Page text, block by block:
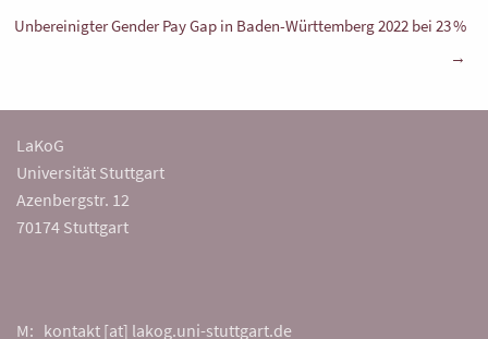
Unbereinigter Gender Pay Gap in Baden-Württemberg 2022 bei 23 %
→
LaKoG
Universität Stuttgart
Azenbergstr. 12
70174 Stuttgart
M: kontakt [at] lakog.uni-stuttgart.de